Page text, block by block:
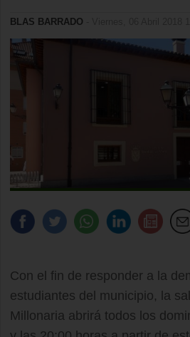
BLAS BARRADO
Con el fin de responder a la
estudiantes del municipio, la
Millonaria abrirá todos los